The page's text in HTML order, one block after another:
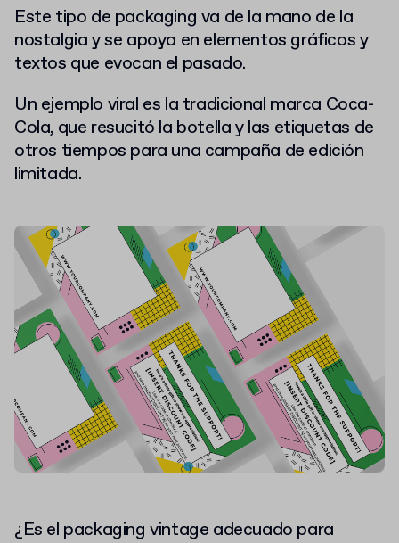
Este tipo de packaging va de la mano de la
nostalgia y se apoya en elementos gráficos y
textos que evocan el pasado.
Un ejemplo viral es la tradicional marca Coca-
Cola, que resucitó la botella y las etiquetas de
otros tiempos para una campaña de edición
limitada.
¿Es el packaging vintage adecuado para